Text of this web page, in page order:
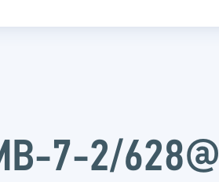
7-2/628@